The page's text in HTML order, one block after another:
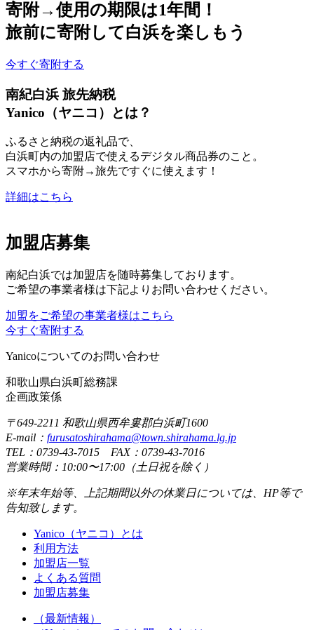
寄附→使用の期限は1年間！
旅前に寄附して白浜を楽しもう
今すぐ寄附する
南紀白浜 旅先納税
Yanico（ヤニコ）とは？
ふるさと納税の返礼品で、
白浜町内の加盟店で使えるデジタル商品券のこと。
スマホから寄附→旅先ですぐに使えます！
詳細はこちら
加盟店募集
南紀白浜では加盟店を随時募集しております。
ご希望の事業者様は下記よりお問い合わせください。
加盟をご希望の事業者様はこちら
今すぐ寄附する
Yanicoについてのお問い合わせ
和歌山県白浜町総務課
企画政策係
〒649-2211 和歌山県西牟婁郡白浜町1600
E-mail： furusatoshirahama@town.shirahama.lg.jp
TEL：0739-43-7015 FAX：0739-43-7016
営業時間：10:00〜17:00（土日祝を除く）
※年末年始等、上記期間以外の休業日については、HP等で
告知致します。
Yanico（ヤニコ）とは
利用方法
加盟店一覧
よくある質問
加盟店募集
（最新情報）